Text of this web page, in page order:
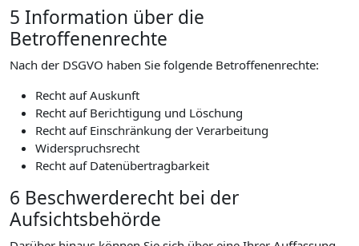
5 Information über die
Betroffenenrechte
Nach der DSGVO haben Sie folgende Betroffenenrechte:
Recht auf Auskunft
Recht auf Berichtigung und Löschung
Recht auf Einschränkung der Verarbeitung
Widerspruchsrecht
Recht auf Datenübertragbarkeit
6 Beschwerderecht bei der
Aufsichtsbehörde